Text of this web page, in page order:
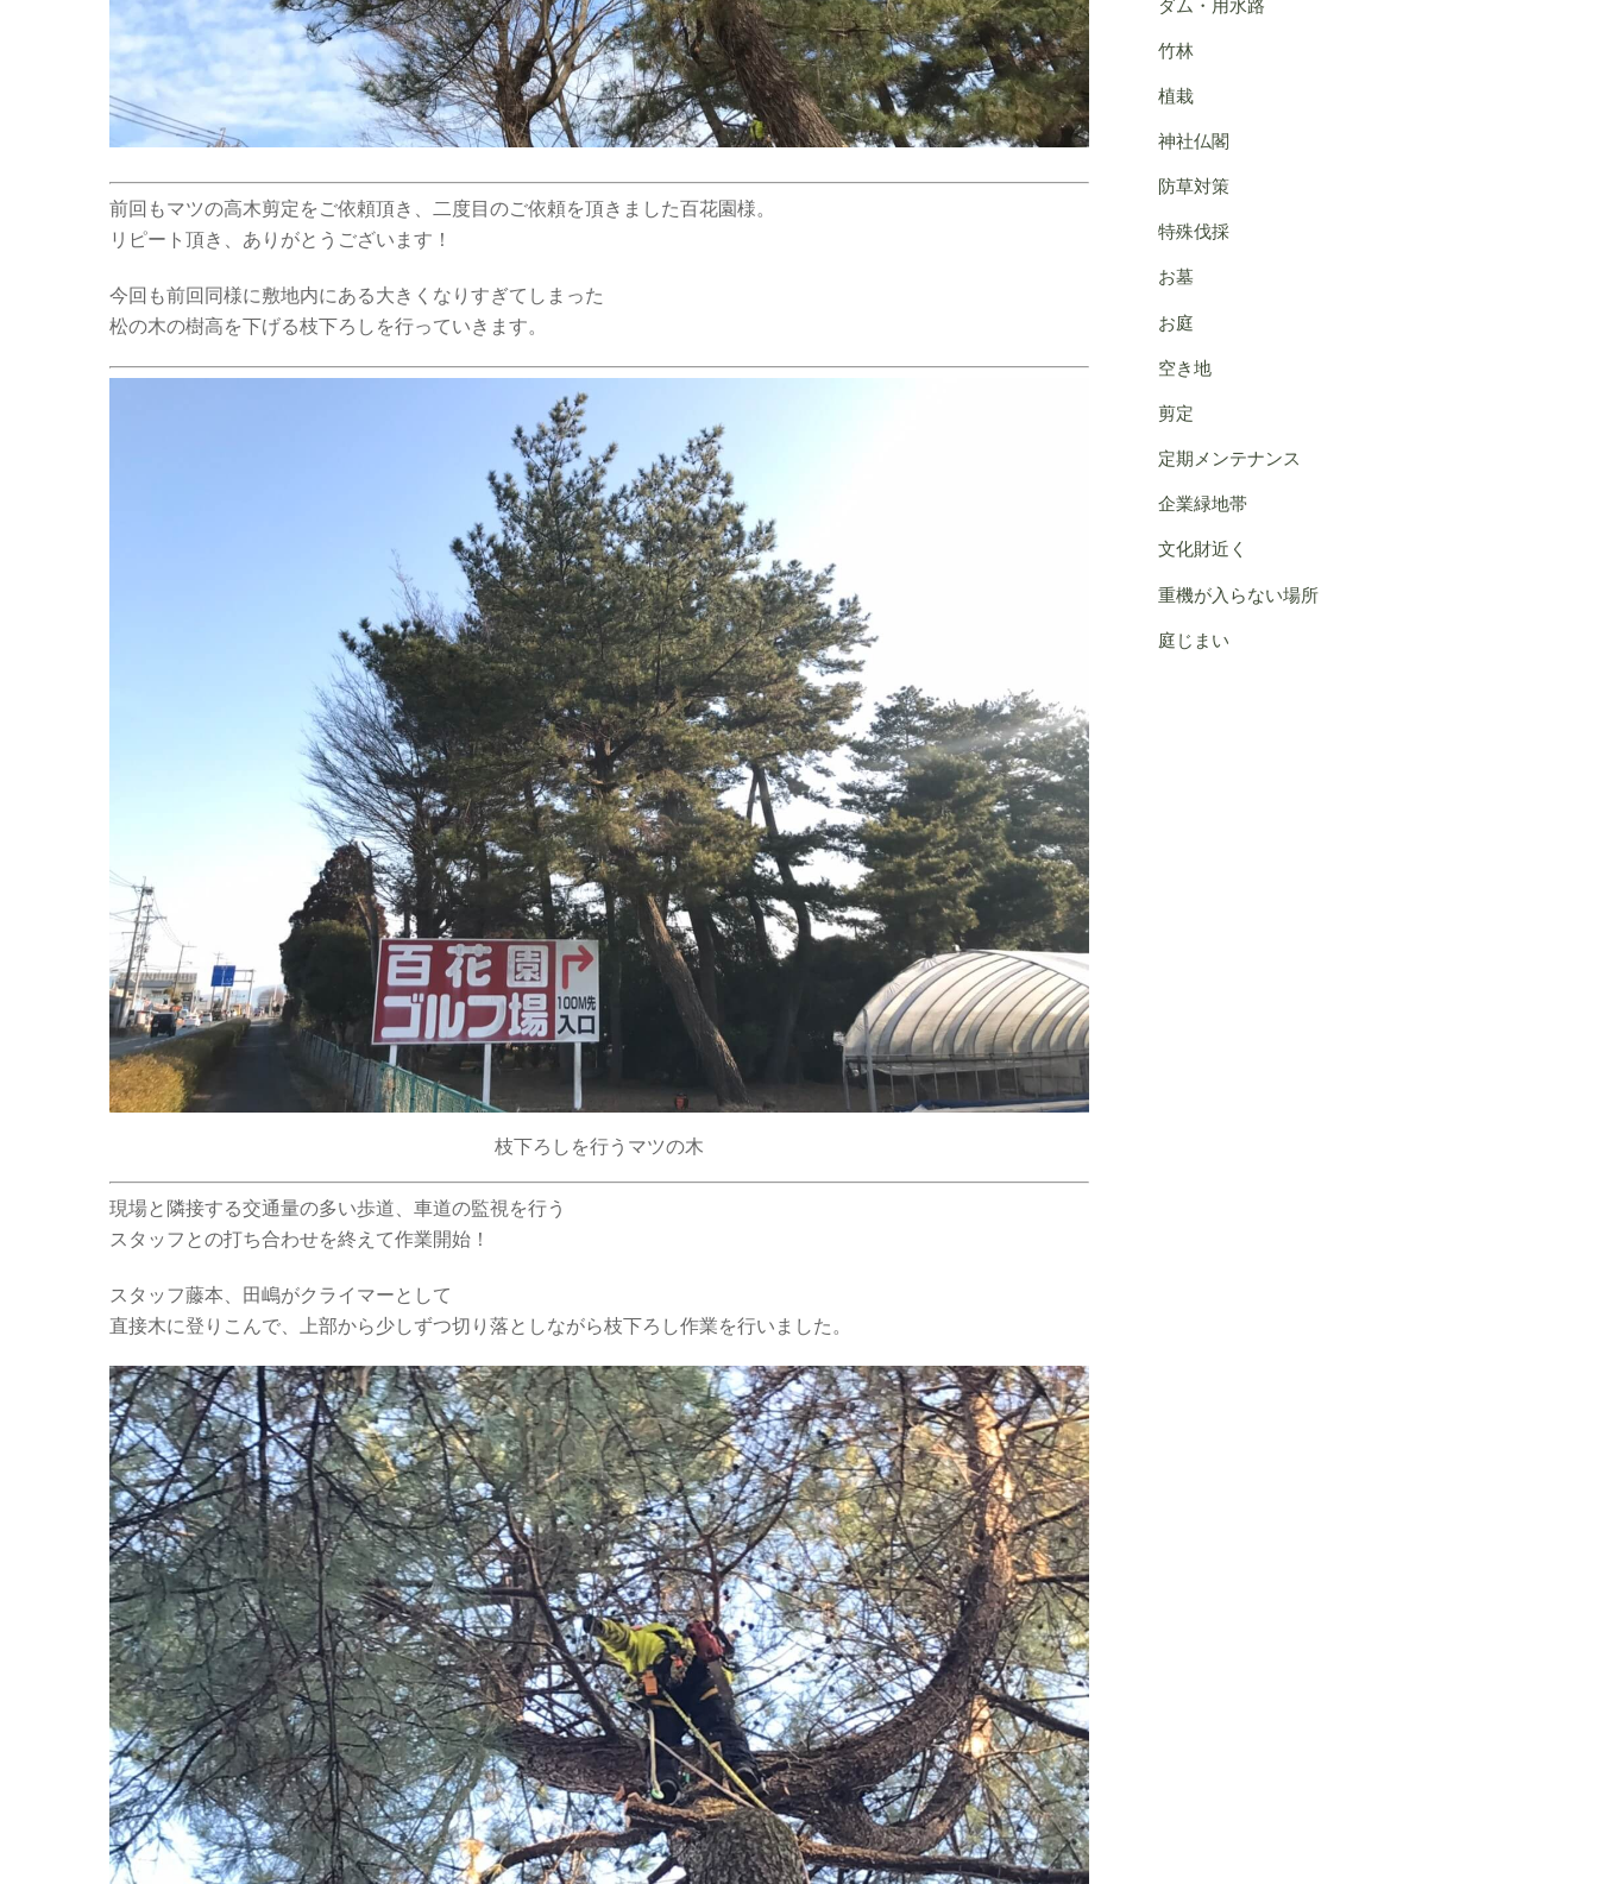
前回もマツの高木剪定をご依頼頂き、二度目のご依頼を頂きました百花園様。
リピート頂き、ありがとうございます！
今回も前回同様に敷地内にある大きくなりすぎてしまった
松の木の樹高を下げる枝下ろしを行っていきます。
枝下ろしを行うマツの木
現場と隣接する交通量の多い歩道、車道の監視を行う
スタッフとの打ち合わせを終えて作業開始！
スタッフ藤本、田嶋がクライマーとして
直接木に登りこんで、上部から少しずつ切り落としながら枝下ろし作業を行いました。
ダム・用水路
竹林
植栽
神社仏閣
防草対策
特殊伐採
お墓
お庭
空き地
剪定
定期メンテナンス
企業緑地帯
文化財近く
重機が入らない場所
庭じまい